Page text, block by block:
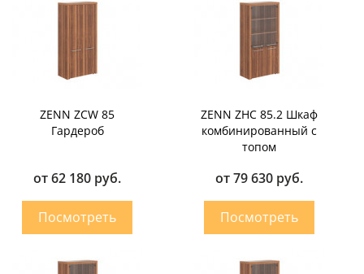
ZENN ZCW 85
Гардероб
от 62 180 руб.
ZENN ZHC 85.2 Шкаф
комбинированный с
топом
от 79 630 руб.